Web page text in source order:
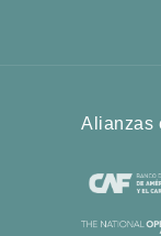
Alianzas